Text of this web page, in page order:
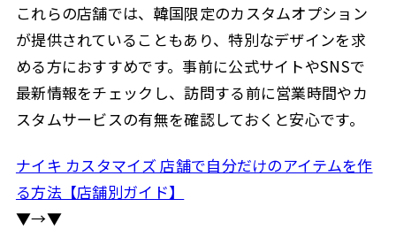
これらの店舗では、韓国限定のカスタムオプション
が提供されていることもあり、特別なデザインを求
める方におすすめです。事前に公式サイトやSNSで
最新情報をチェックし、訪問する前に営業時間やカ
スタムサービスの有無を確認しておくと安心です。
ナイキ カスタマイズ 店舗で自分だけのアイテムを作
る方法【店舗別ガイド】
▼→▼